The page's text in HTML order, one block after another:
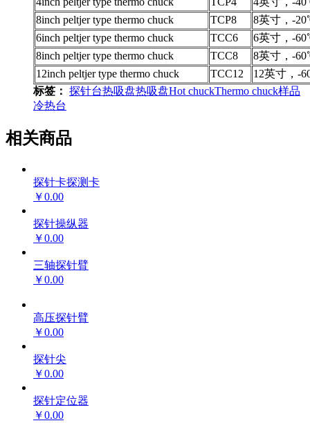
8inch peltjer type thermo chuck
TCP8
8英寸，-
6inch peltjer type thermo chuck
TCC6
6英寸，-
8inch peltjer type thermo chuck
TCC8
8英寸，-
12inch peltjer type thermo chuck
TCC12
12英寸，-
标签： 探针台热吸盘热吸盘Hot chuckThermo chuck样品
冷热台
相关商品
探针卡探测卡
￥0.00
探针操纵器
￥0.00
三轴探针臂
￥0.00
高压探针臂
￥0.00
探针尖
￥0.00
探针定位器
￥0.00